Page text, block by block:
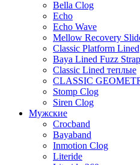
Bella Clog
Echo
Echo Wave
Mellow Recovery
Classic Platform Lined
Baya Lined Fuzz
Classic Lined теплые
CLASSIC
Stomp Clog
Siren Clog
Мужские
Crocband
Bayaband
Inmotion Clog
Literide